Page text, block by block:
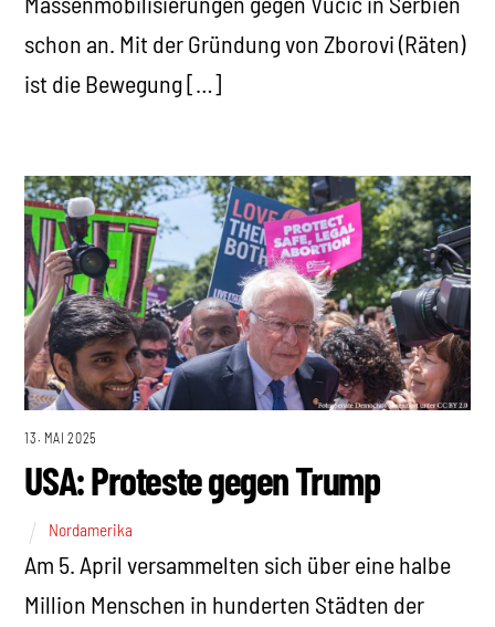
schon an. Mit der Gründung von Zborovi (Räten)
ist die Bewegung […]
13. MAI 2025
USA: Proteste gegen Trump
Nordamerika
Am 5. April versammelten sich über eine halbe
Million Menschen in hunderten Städten der